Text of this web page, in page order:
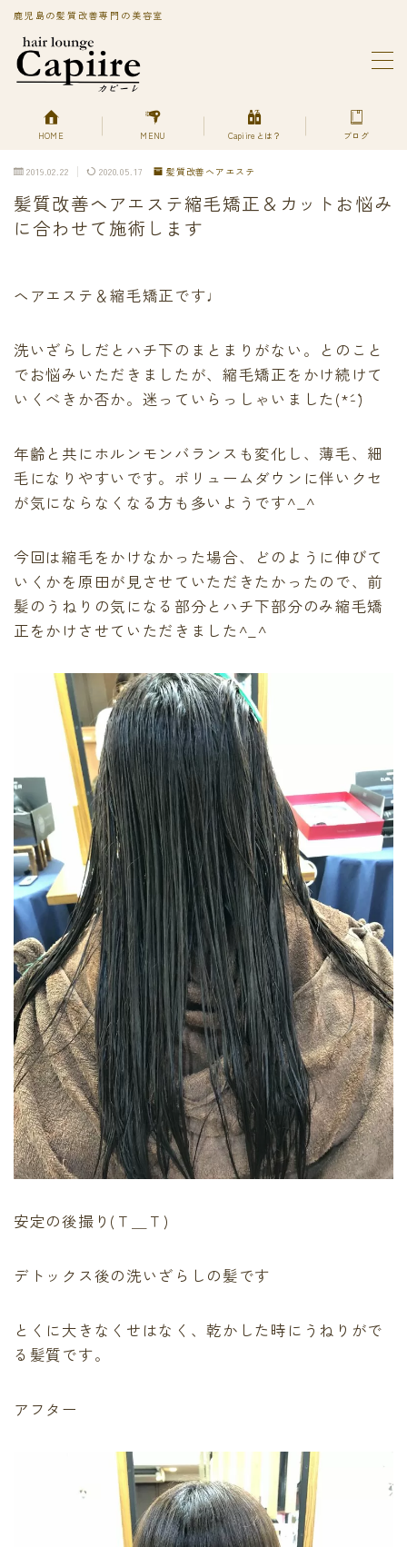
鹿児島の髪質改善専門の美容室
MENU
Capiireってどんなサロン?
PRIVACY POLICY
丁寧なカウンセリングで安心のカット
柔らかく、自然で艶のある髪質改善へアエステ縮毛矯正
とは？
美艶髪が持続するカットエステ
あなただけの美艶髪へ!
キューティクルを広げて栄養を補給する
プライバシーポリシー
プライバシーポリシー
利用規約／特定商取引法に基づく表記
運営者情報
頭皮、髪のデトックス
LINE登録で無料「髪質改善メソッド」をプレゼント！
Capiireこだわりの薬剤
capiireのお客様からの声
Capiireのカウンセリングとは?
ご予約はLINEがオススメ
カラーリング中にも栄養を
HOME MENU Capiireとは？ ブログ
2019.02.22 2020.05.17 髪質改善ヘアエステ
髪質改善ヘアエステ縮毛矯正＆カットお悩み
に合わせて施術します
ヘアエステ＆縮毛矯正です♩
洗いざらしだとハチ下のまとまりがない。とのこと
でお悩みいただきましたが、縮毛矯正をかけ続けて
いくべきか否か。迷っていらっしゃいました(*´-`)
年齢と共にホルンモンバランスも変化し、薄毛、細
毛になりやすいです。ボリュームダウンに伴いクセ
が気にならなくなる方も多いようです^_^
今回は縮毛をかけなかった場合、どのように伸びて
いくかを原田が見させていただきたかったので、前
髪のうねりの気になる部分とハチ下部分のみ縮毛矯
正をかけさせていただきました^_^
安定の後撮り(Ｔ＿Ｔ)
デトックス後の洗いざらしの髪です
とくに大きなくせはなく、乾かした時にうねりがで
る髪質です。
アフター